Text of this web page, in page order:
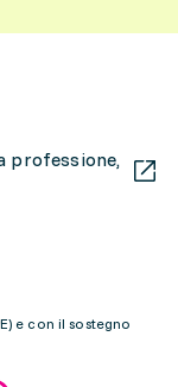
professione,
e con il sostegno